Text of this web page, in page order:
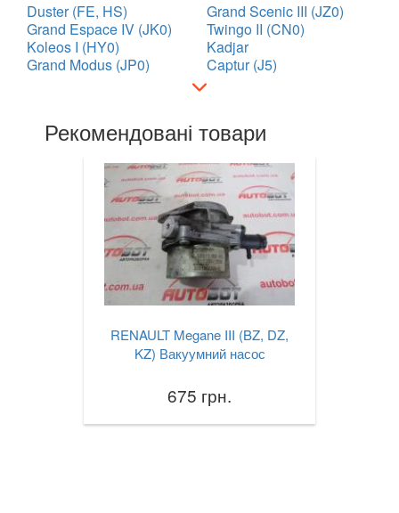
Duster (FE, HS)
Grand Espace IV (JK0)
Koleos I (HY0)
Grand Modus (JP0)
Grand Scenic III (JZ0)
Twingo II (CN0)
Kadjar
Captur (J5)
Рекомендовані товари
RENAULT Megane III (BZ, DZ,
KZ) Вакуумний насос
675 грн.